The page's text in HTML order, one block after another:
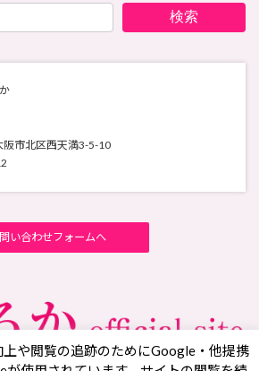
検索
市北区西天満3-5-10
い合わせフォームへ
や閲覧の追跡のためにGoogle・他提携